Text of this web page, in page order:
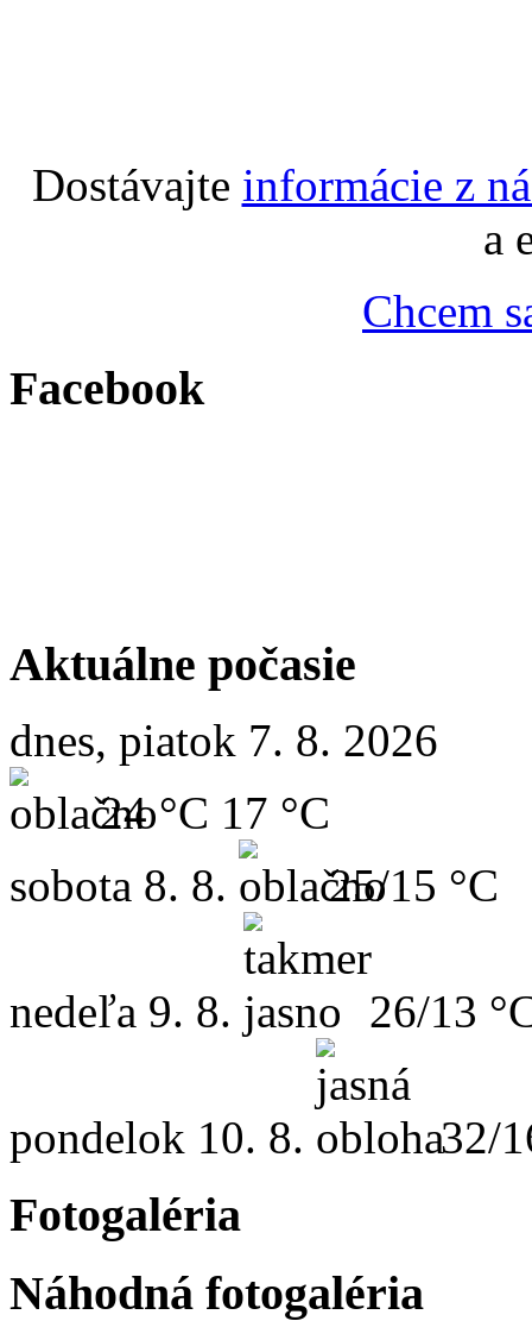
Dostávajte informácie z
a
Chcem
Facebook
Aktuálne počasie
dnes, piatok 7. 8. 2026
24 °C 17 °C
sobota 8. 8. 25/15 °C
nedeľa 9. 8. 26/13
pondelok 10. 8. 32/
Fotogaléria
Náhodná fotogaléria